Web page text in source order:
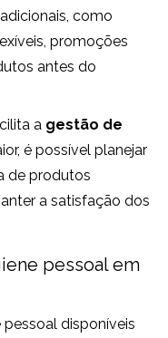
como
promoções
antes do
a gestão de
é possível planejar
de produtos
a satisfação dos
pessoal em
disponíveis